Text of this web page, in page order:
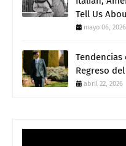
Tell Us
mayo 06, 2026
Tendencias
Regreso
abril 22, 2026